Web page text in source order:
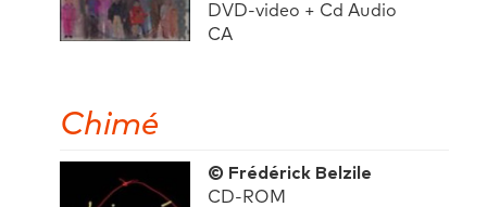
DVD-video + Cd Audio
CA
Chimé
© Frédérick Belzile
CD-ROM